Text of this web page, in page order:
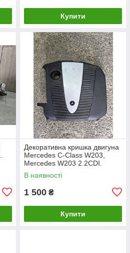
Купити
Декоративна кришка двигуна
Mercedes C-Class W203,
Mercedes W203 2.2CDI.
A6460100467.
В наявності
1 500 ₴
Купити